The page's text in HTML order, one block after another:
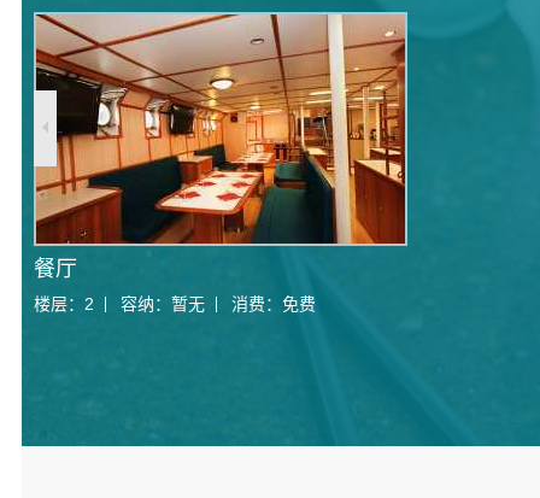
餐厅
楼层： 2 容纳： 暂无 消费： 免费